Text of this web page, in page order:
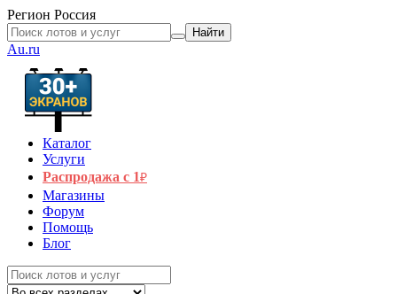
Регион Россия
Найти
Au.ru
Каталог
Услуги
Распродажа с 1₽
Магазины
Форум
Помощь
Блог